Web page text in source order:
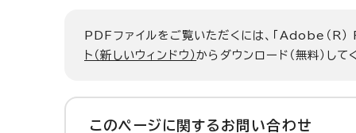
PDFファイルをご覧いただくには、「Adobe（R
ト（新しいウィンドウ）からダウンロード（無料）して
このページに関する お問い合わせ